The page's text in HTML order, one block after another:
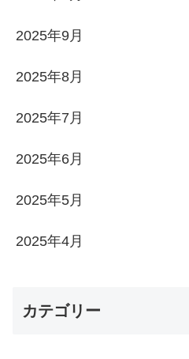
2025年9月
2025年8月
2025年7月
2025年6月
2025年5月
2025年4月
カテゴリー